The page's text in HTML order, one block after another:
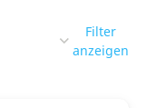
Filter
anzeigen